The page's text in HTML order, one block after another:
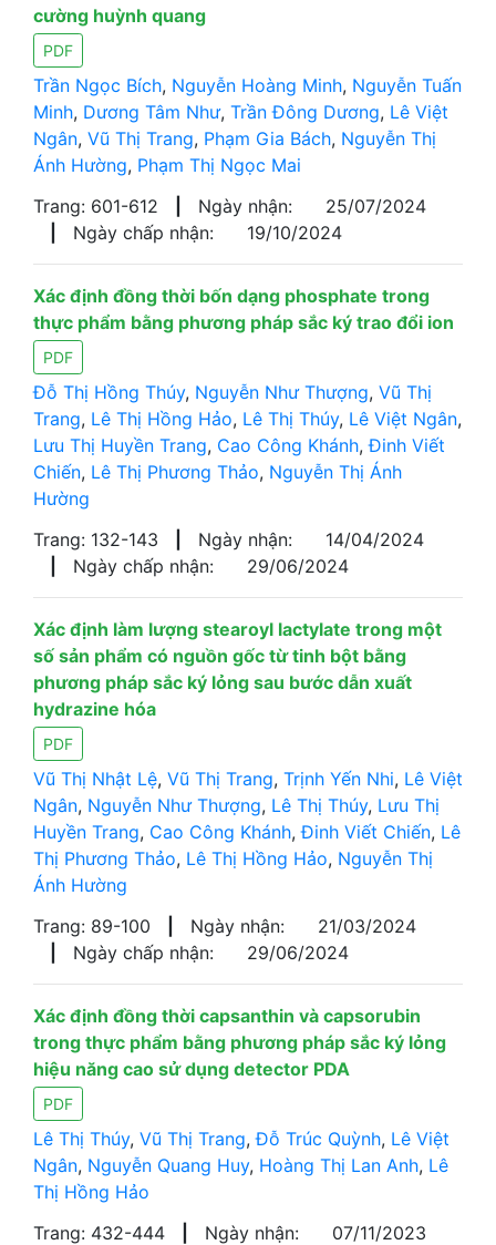
cường huỳnh quang
PDF
Trần Ngọc Bích, Nguyễn Hoàng Minh, Nguyễn Tuấn
Minh, Dương Tâm Như, Trần Đông Dương, Lê Việt
Ngân, Vũ Thị Trang, Phạm Gia Bách, Nguyễn Thị
Ánh Hường, Phạm Thị Ngọc Mai
Trang: 601-612
Ngày nhận:
25/07/2024
Ngày chấp nhận: 19/10/2024
Xác định đồng thời bốn dạng phosphate trong
thực phẩm bằng phương pháp sắc ký trao đổi ion
PDF
Đỗ Thị Hồng Thúy, Nguyễn Như Thượng, Vũ Thị
Trang, Lê Thị Hồng Hảo, Lê Thị Thúy, Lê Việt Ngân,
Lưu Thị Huyền Trang, Cao Công Khánh,Đinh Viết
Chiến, Lê Thị Phương Thảo, Nguyễn Thị Ánh
Hường
Trang: 132-143
Ngày nhận:
14/04/2024
Ngày chấp nhận: 29/06/2024
Xác định làm lượng stearoyl lactylate trong một
số sản phẩm có nguồn gốc từ tinh bột bằng
phương pháp sắc ký lỏng sau bước dẫn xuất
hydrazine hóa
PDF
Vũ Thị Nhật Lệ, Vũ Thị Trang, Trịnh Yến Nhi, Lê Việt
Ngân, Nguyễn Như Thượng, Lê Thị Thúy, Lưu Thị
Huyền Trang, Cao Công Khánh,Đinh Viết Chiến, Lê
Thị Phương Thảo, Lê Thị Hồng Hảo, Nguyễn Thị
Ánh Hường
Trang: 89-100
Ngày nhận:
21/03/2024
Ngày chấp nhận: 29/06/2024
Xác định đồng thời capsanthin và capsorubin
trong thực phẩm bằng phương pháp sắc ký lỏng
hiệu năng cao sử dụng detector PDA
PDF
Lê Thị Thúy, Vũ Thị Trang,Đỗ Trúc Quỳnh, Lê Việt
Ngân, Nguyễn Quang Huy, Hoàng Thị Lan Anh, Lê
Thị Hồng Hảo
Trang: 432-444
Ngày nhận:
07/11/2023